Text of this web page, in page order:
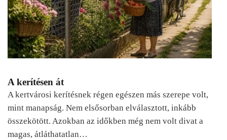
A kerítésen át
A kertvárosi kerítésnek régen egészen más szerepe volt,
mint manapság. Nem elsősorban elválasztott, inkább
összekötött. Azokban az időkben még nem volt divat a
magas, átláthatatlan…